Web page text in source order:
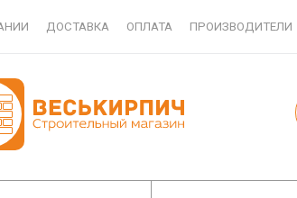
ДОСТАВКА ОПЛАТА ПРОИЗВОДИТЕЛИ